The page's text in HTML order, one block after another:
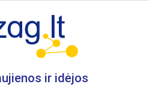
ir idėjos